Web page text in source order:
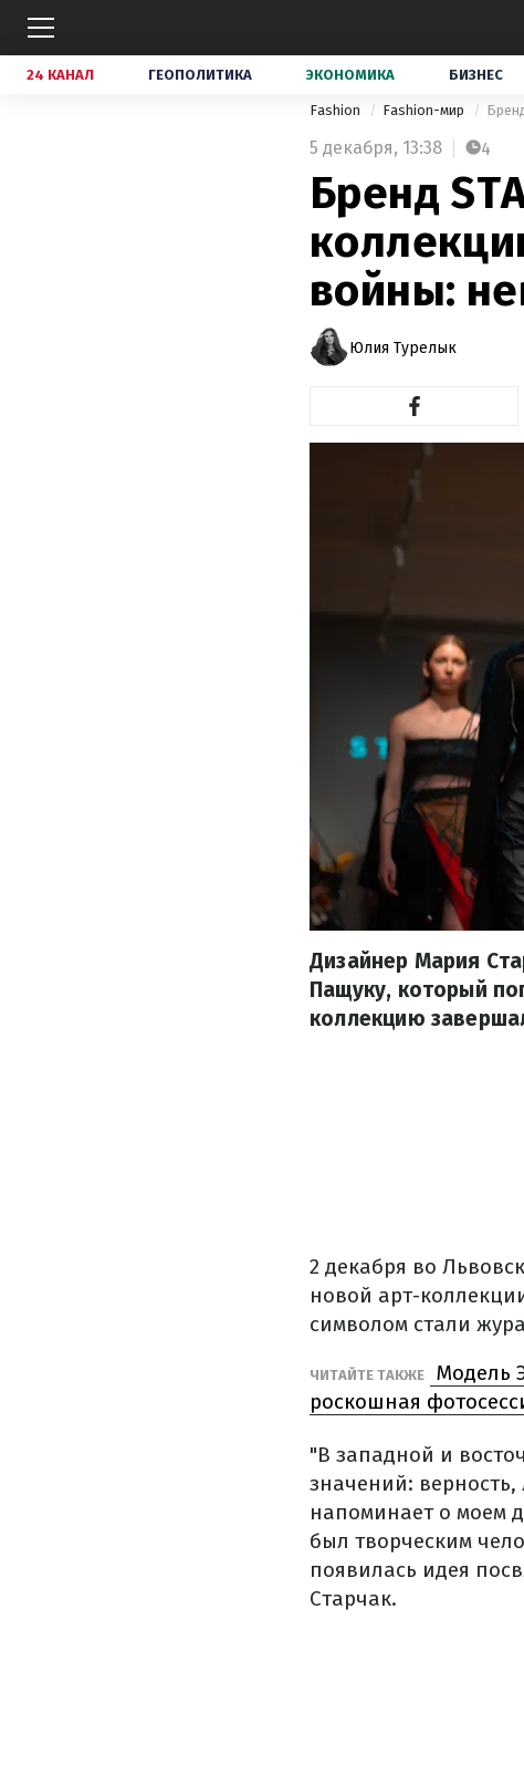
24 КАНАЛ ГЕОПОЛИТИКА ЭКОНОМИКА БИЗНЕС
Fashion Fashion-мир
5 декабря, 13:38 4
Бренд
войны:
Юлия Турелык
Дизайнер Мария
Пащуку, который
коллекцию
2 декабря во
новой арт-
символом стали
ЧИТАЙТЕ ТАКЖЕ
Модель
роскошная
"В западной и
значений:
напоминает о моем
был творческим
появилась идея
Старчак.